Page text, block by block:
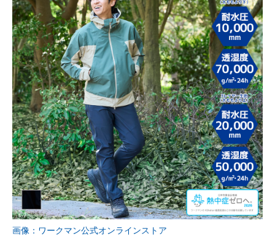
画像：ワークマン公式オンラインストア